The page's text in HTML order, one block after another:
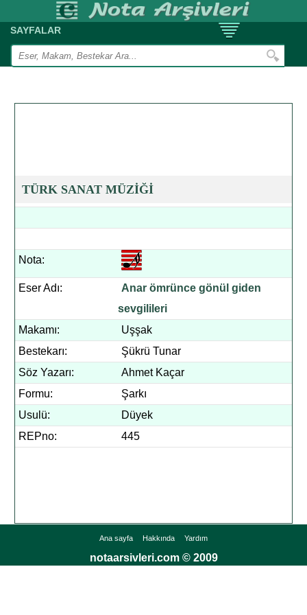
SAYFALAR
TÜRK SANAT MÜZİĞİ
Nota:
Eser Adı:
Anar ömrünce gönül giden
sevgilileri
Makamı:
Uşşak
Bestekarı:
Şükrü Tunar
Söz Yazarı:
Ahmet Kaçar
Formu:
Şarkı
Usulü:
Düyek
REPno:
445
Ana sayfa Hakkında Yardım
notaarsivleri.com © 2009